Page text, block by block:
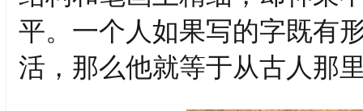
平。一个人如果写的字既有
活，那么他就等于从古人那